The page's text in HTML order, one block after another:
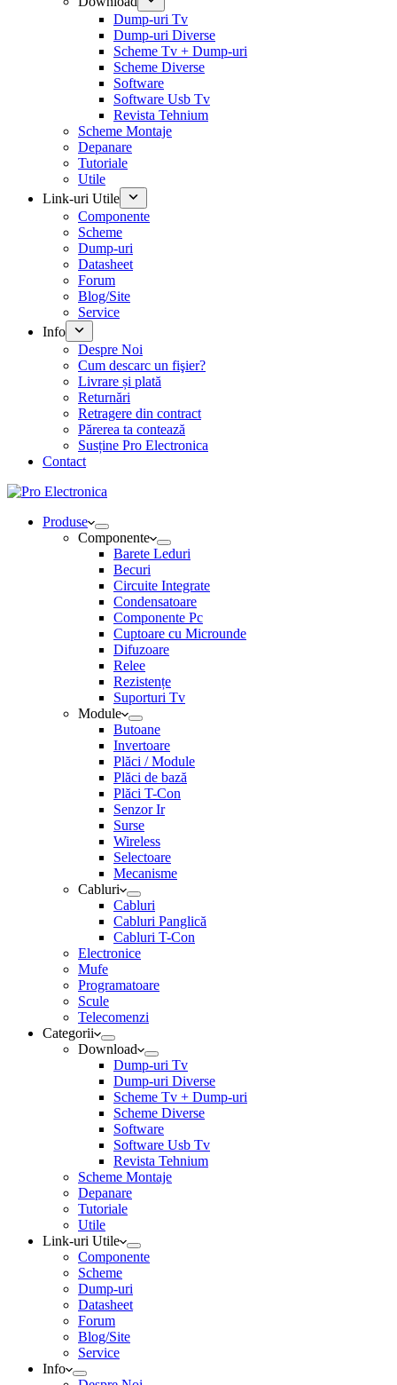
Dump-uri Tv
Dump-uri Diverse
Scheme Tv + Dump-uri
Scheme Diverse
Software
Software Usb Tv
Revista Tehnium
Scheme Montaje
Depanare
Tutoriale
Utile
Link-uri Utile
Componente
Scheme
Dump-uri
Datasheet
Forum
Blog/Site
Service
Info
Despre Noi
Cum descarc un fişier?
Livrare și plată
Returnări
Retragere din contract
Părerea ta contează
Susține Pro Electronica
Contact
Produse
Componente
Barete Leduri
Becuri
Circuite Integrate
Condensatoare
Componente Pc
Cuptoare cu Microunde
Difuzoare
Relee
Rezistențe
Suporturi Tv
Module
Butoane
Invertoare
Plăci / Module
Plăci de bază
Plăci T-Con
Senzor Ir
Surse
Wireless
Selectoare
Mecanisme
Cabluri
Cabluri
Cabluri Panglică
Cabluri T-Con
Electronice
Mufe
Programatoare
Scule
Telecomenzi
Categorii
Download
Dump-uri Tv
Dump-uri Diverse
Scheme Tv + Dump-uri
Scheme Diverse
Software
Software Usb Tv
Revista Tehnium
Scheme Montaje
Depanare
Tutoriale
Utile
Link-uri Utile
Componente
Scheme
Dump-uri
Datasheet
Forum
Blog/Site
Service
Info